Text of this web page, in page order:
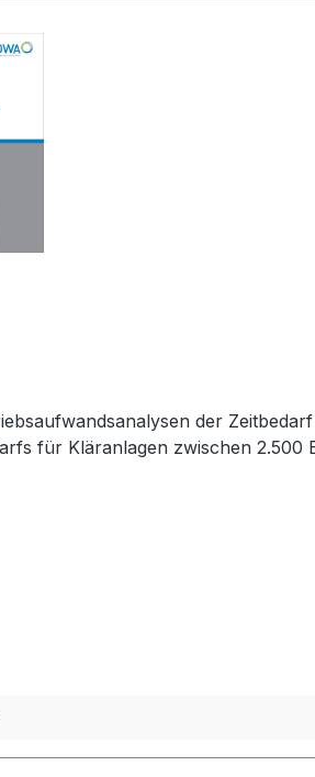
der
für Kläranlagen zwischen 2.500